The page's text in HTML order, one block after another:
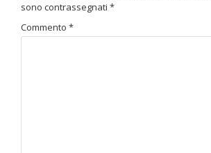
sono contrassegnati *
Commento *